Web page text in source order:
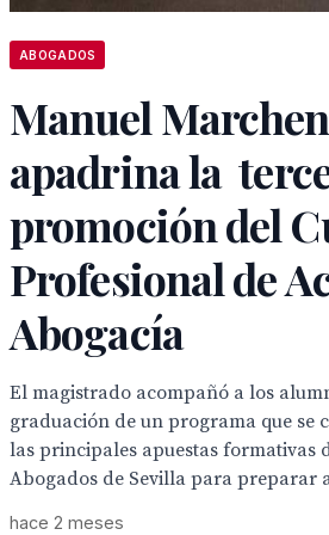
ABOGADOS
Manuel
apadrina la
promoción del
Profesional de
Abogacía
El magistrado acompañó a los
graduación de un programa que se
las principales apuestas formativas
Abogados de Sevilla para preparar
hace 2 meses